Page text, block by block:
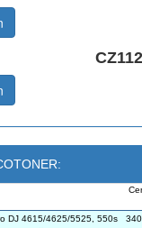
DJ 4615/4625/5525, 550s